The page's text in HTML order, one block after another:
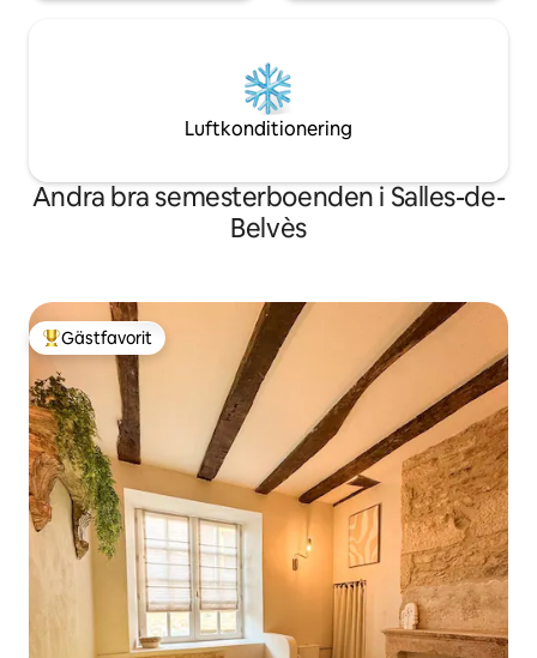
Luftkonditionering
Andra bra semesterboenden i Salles-de-
Belvès
Populär gästfavorit
Gästfavorit